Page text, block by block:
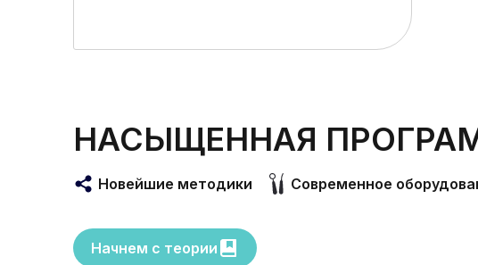
НАСЫЩЕННАЯ
Новейшие методики Современное
Начнем с теории